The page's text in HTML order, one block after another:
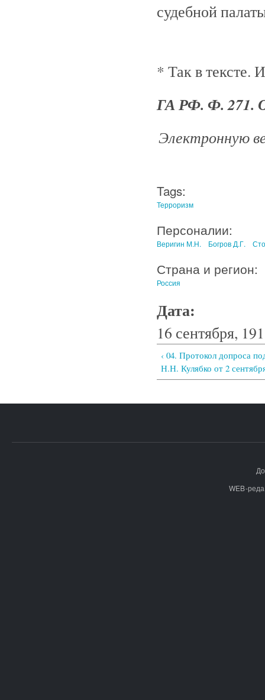
судебной
* Так в тексте.
ГА РФ. Ф. 271.
Электронную
Tags:
Терроризм
Персоналии:
Веригин М.Н. Богров Д.Г.
Страна и регион:
Россия
Дата:
16 сентября,
‹ 04. Протокол допроса
Н.Н. Кулябко от 2
WEB-